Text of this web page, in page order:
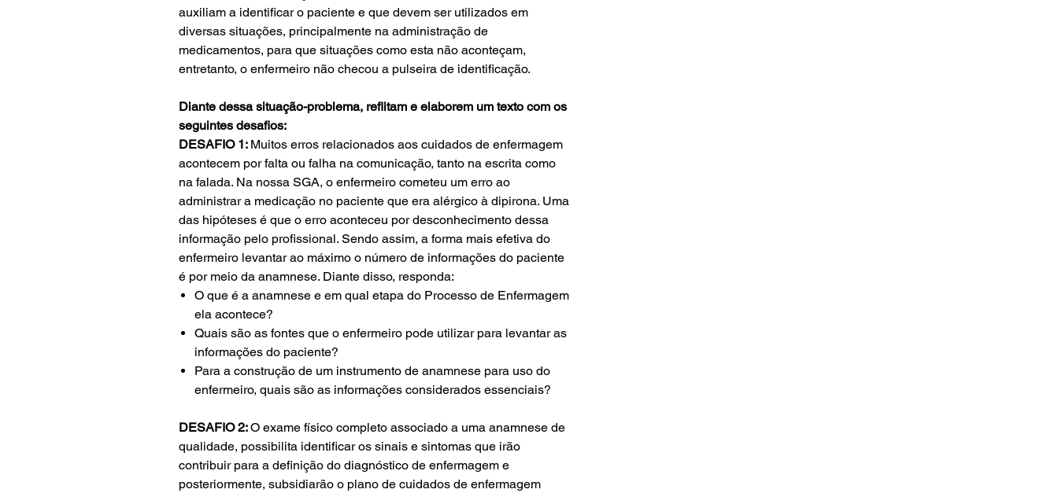
auxiliam a identificar o paciente e que devem ser utilizados em
diversas situações, principalmente na administração de
medicamentos, para que situações como esta não aconteçam,
entretanto, o enfermeiro não checou a pulseira de identificação.
Diante dessa situação-problema, reflitam e elaborem um texto com os
seguintes desafios:
DESAFIO 1: Muitos erros relacionados aos cuidados de enfermagem
acontecem por falta ou falha na comunicação, tanto na escrita como
na falada. Na nossa SGA, o enfermeiro cometeu um erro ao
administrar a medicação no paciente que era alérgico à dipirona. Uma
das hipóteses é que o erro aconteceu por desconhecimento dessa
informação pelo profissional. Sendo assim, a forma mais efetiva do
enfermeiro levantar ao máximo o número de informações do paciente
é por meio da anamnese. Diante disso, responda:
O que é a anamnese e em qual etapa do Processo de Enfermagem
ela acontece?
Quais são as fontes que o enfermeiro pode utilizar para levantar as
informações do paciente?
Para a construção de um instrumento de anamnese para uso do
enfermeiro, quais são as informações considerados essenciais?
DESAFIO 2:O exame físico completo associado a uma anamnese de
qualidade, possibilita identificar os sinais e sintomas que irão
contribuir para a definição do diagnóstico de enfermagem e
posteriormente, subsidiarão o plano de cuidados de enfermagem